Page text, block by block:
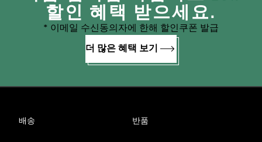
할인 혜택 받으세요.
* 이메일 수신동의자에 한해 할인쿠폰 발급
더 많은 혜택 보기
배송 반품